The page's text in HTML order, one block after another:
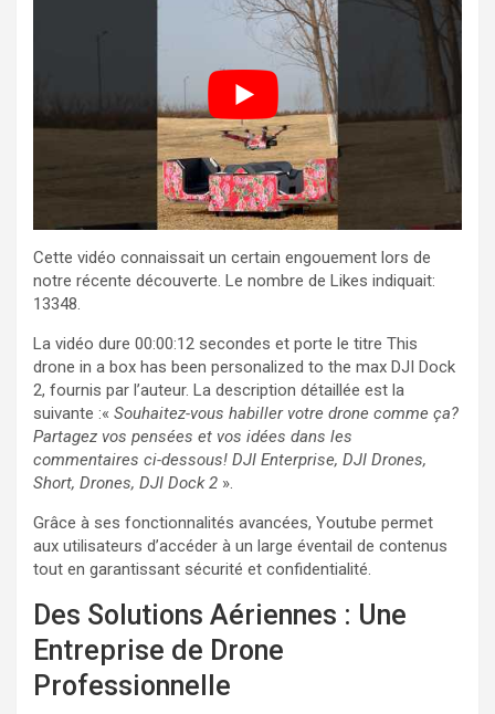
Cette vidéo connaissait un certain engouement lors de
notre récente découverte. Le nombre de Likes indiquait:
13348.
La vidéo dure 00:00:12 secondes et porte le titre This
drone in a box has been personalized to the max DJI Dock
2, fournis par l’auteur. La description détaillée est la
suivante :« Souhaitez-vous habiller votre drone comme ça?
Partagez vos pensées et vos idées dans les
commentaires ci-dessous! DJI Enterprise, DJI Drones,
Short, Drones, DJI Dock 2 ».
Grâce à ses fonctionnalités avancées, Youtube permet
aux utilisateurs d’accéder à un large éventail de contenus
tout en garantissant sécurité et confidentialité.
Des Solutions Aériennes : Une
Entreprise de Drone
Professionnelle